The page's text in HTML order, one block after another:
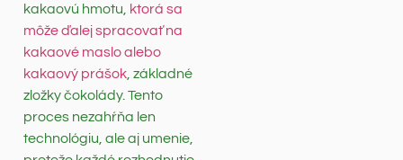
kakaovú hmotu,
ktorá sa
môže ďalej spracovať na
kakaové maslo alebo
kakaový prášok , základné
zložky čokolády. Tento
proces nezahŕňa len
technológiu, ale aj umenie,